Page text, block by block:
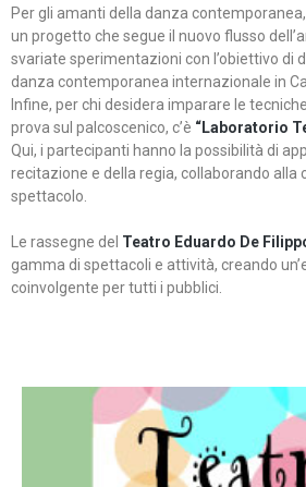
Per gli amanti della danza contemporanea,
un progetto che segue il nuovo flusso
svariate sperimentazioni con l’obiettivo di
danza contemporanea internazionale in
Infine, per chi desidera imparare le
prova sul palcoscenico, c’è “Laboratorio
Qui, i partecipanti hanno la possibilità di
recitazione e della regia, collaborando alla
spettacolo.
Le rassegne del Teatro Eduardo De
gamma di spettacoli e attività, creando
coinvolgente per tutti i pubblici.
Continua